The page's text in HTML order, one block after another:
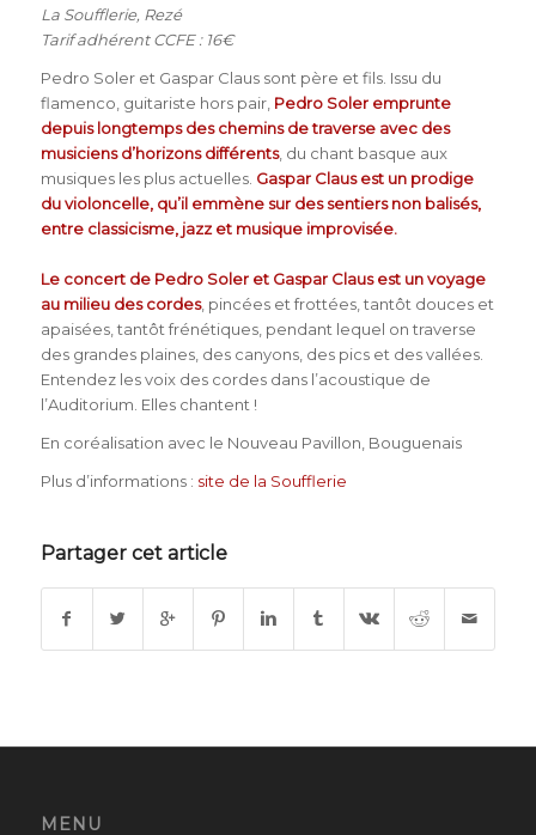
La Soufflerie, Rezé
Tarif adhérent CCFE : 16€
Pedro Soler et Gaspar Claus sont père et fils. Issu du
flamenco, guitariste hors pair, Pedro Soler emprunte
depuis longtemps des chemins de traverse avec des
musiciens d’horizons différents, du chant basque aux
musiques les plus actuelles. Gaspar Claus est un prodige
du violoncelle, qu’il emmène sur des sentiers non balisés,
entre classicisme, jazz et musique improvisée.
Le concert de Pedro Soler et Gaspar Claus est un voyage
au milieu des cordes, pincées et frottées, tantôt douces et
apaisées, tantôt frénétiques, pendant lequel on traverse
des grandes plaines, des canyons, des pics et des vallées.
Entendez les voix des cordes dans l’acoustique de
l’Auditorium. Elles chantent !
En coréalisation avec le Nouveau Pavillon, Bouguenais
Plus d’informations : site de la Soufflerie
Partager cet article
MENU